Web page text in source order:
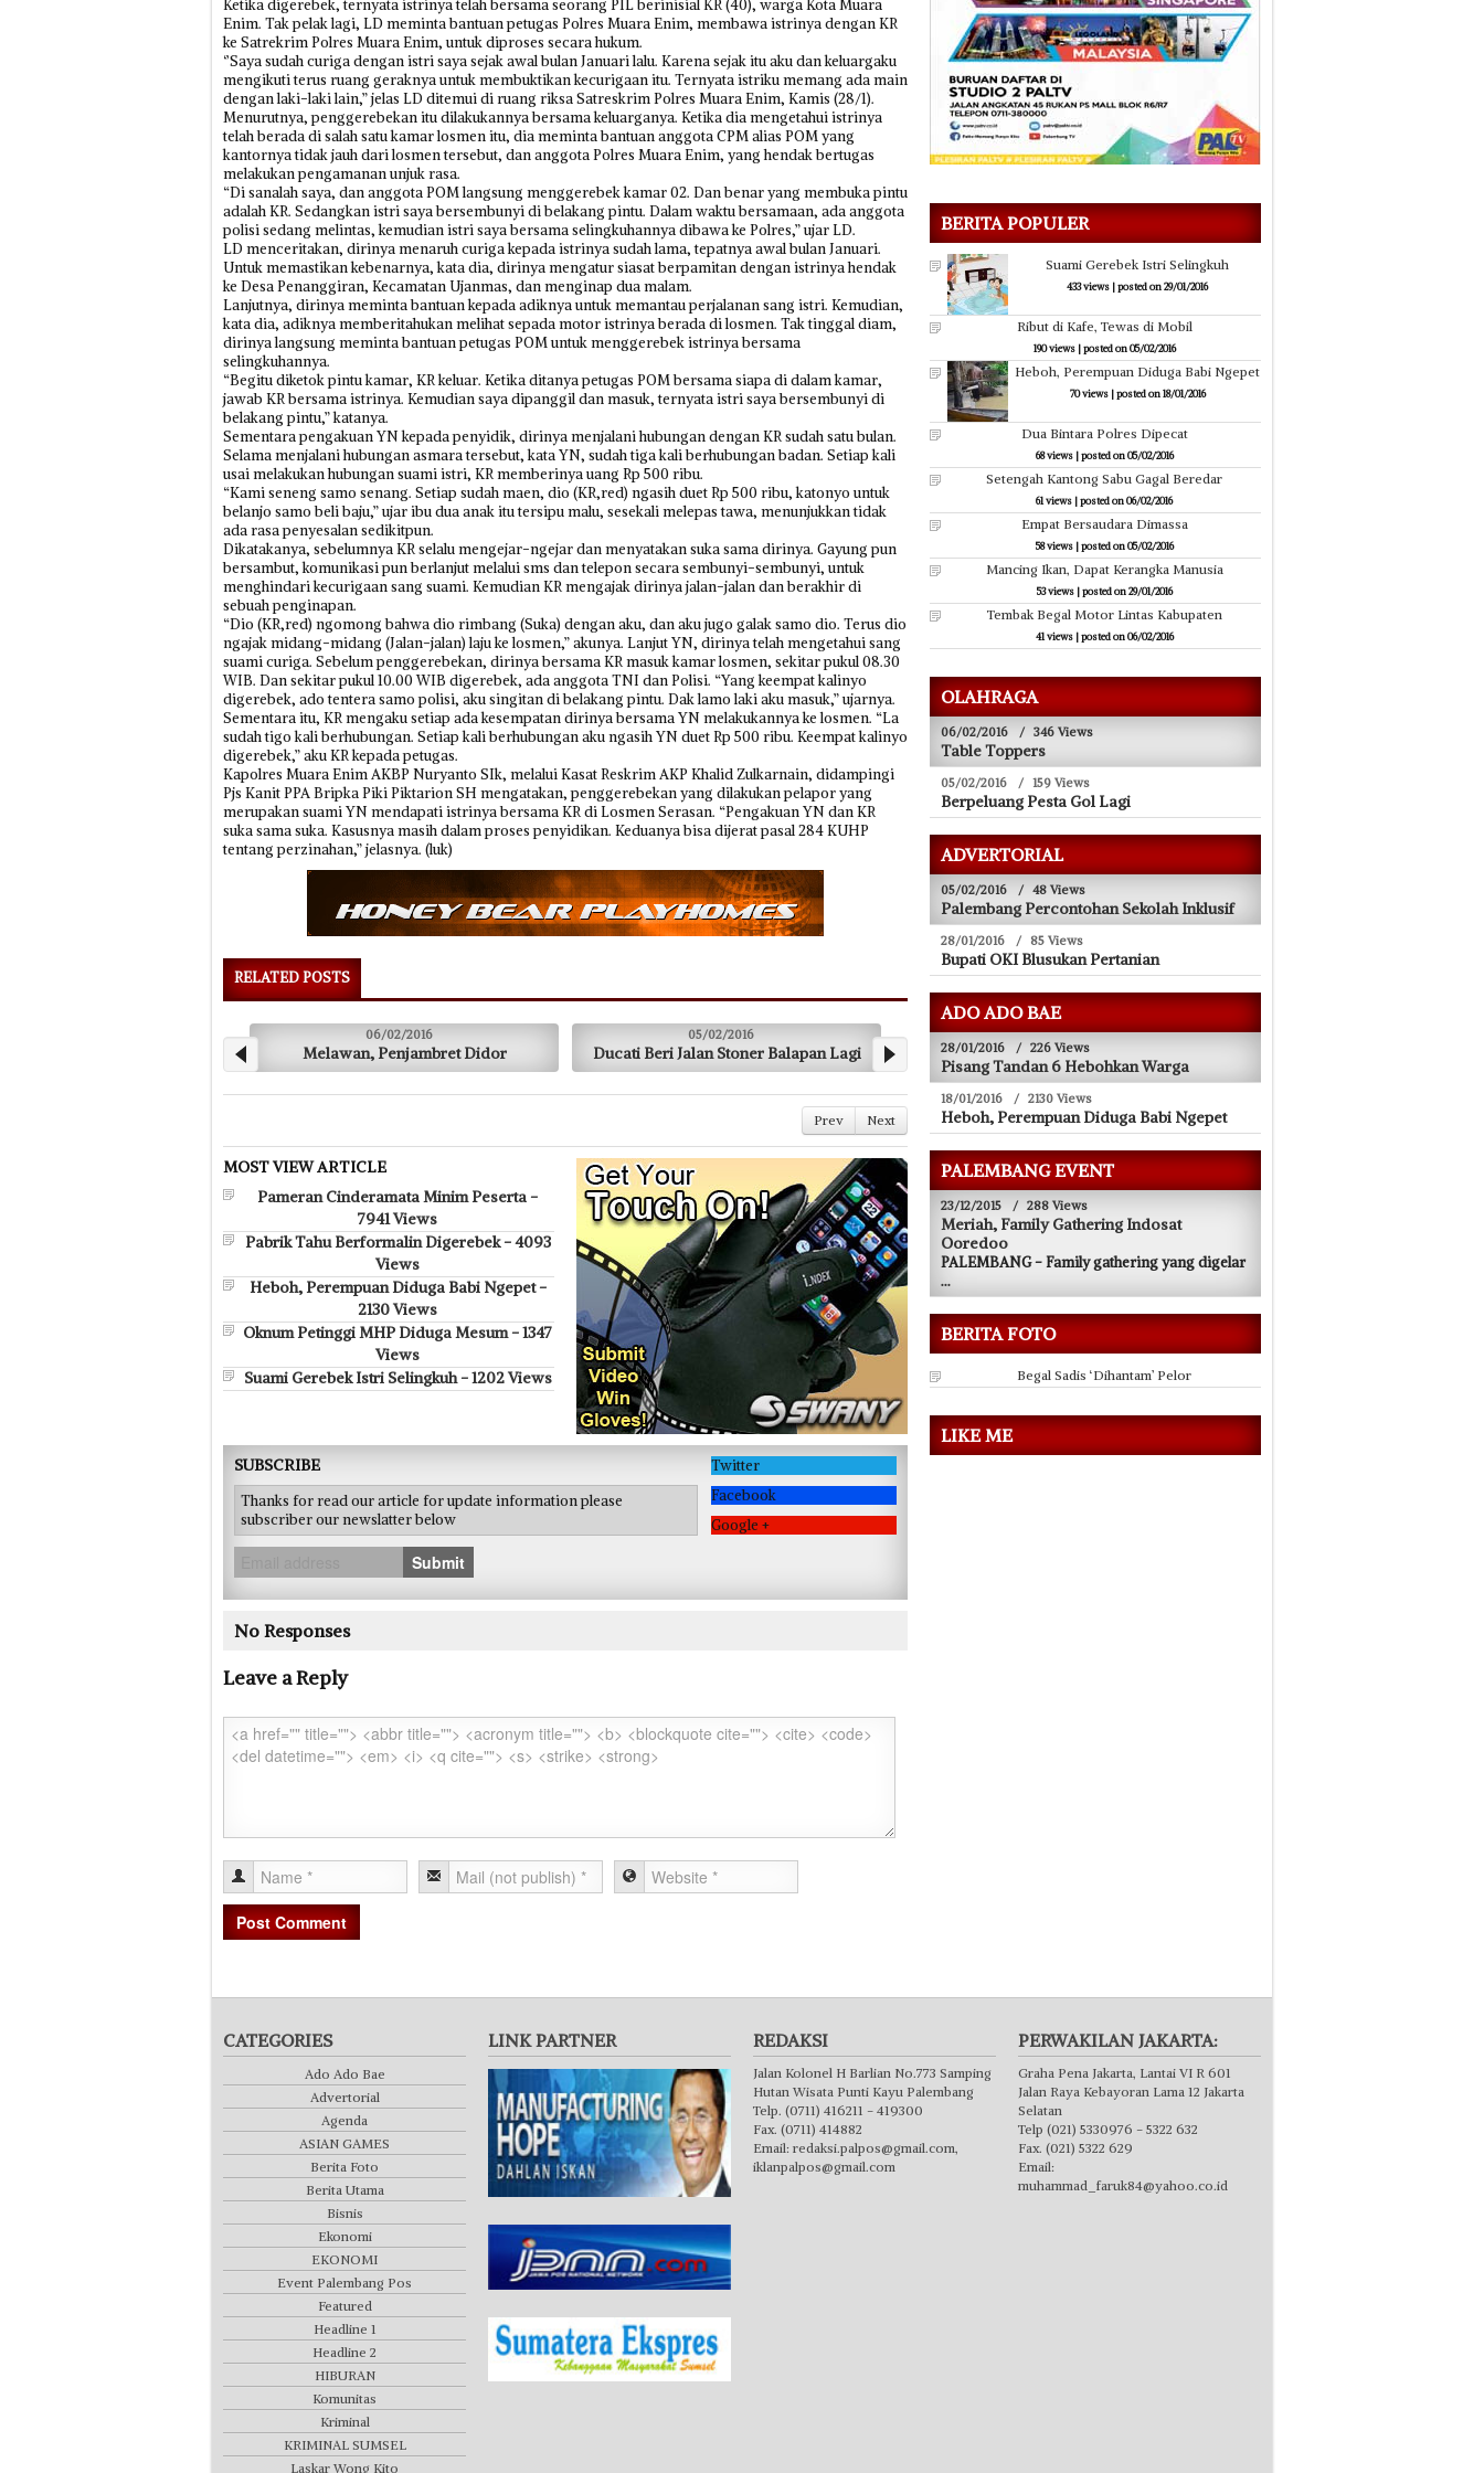
Ketika digerebek, ternyata istrinya telah bersama seorang PIL berinisial KR (40), warga Kota Muara
Enim. Tak pelak lagi, LD meminta bantuan petugas Polres Muara Enim, membawa istrinya dengan KR
ke Satrekrim Polres Muara Enim, untuk diproses secara hukum.
‘’Saya sudah curiga dengan istri saya sejak awal bulan Januari lalu. Karena sejak itu aku dan keluargaku
mengikuti terus ruang geraknya untuk membuktikan kecurigaan itu. Ternyata istriku memang ada main
dengan laki-laki lain,” jelas LD ditemui di ruang riksa Satreskrim Polres Muara Enim, Kamis (28/1).
Menurutnya, penggerebekan itu dilakukannya bersama keluarganya. Ketika dia mengetahui istrinya
telah berada di salah satu kamar losmen itu, dia meminta bantuan anggota CPM alias POM yang
kantornya tidak jauh dari losmen tersebut, dan anggota Polres Muara Enim, yang hendak bertugas
melakukan pengamanan unjuk rasa.
“Di sanalah saya, dan anggota POM langsung menggerebek kamar 02. Dan benar yang membuka pintu
adalah KR. Sedangkan istri saya bersembunyi di belakang pintu. Dalam waktu bersamaan, ada anggota
polisi sedang melintas, kemudian istri saya bersama selingkuhannya dibawa ke Polres,” ujar LD.
LD menceritakan, dirinya menaruh curiga kepada istrinya sudah lama, tepatnya awal bulan Januari.
Untuk memastikan kebenarnya, kata dia, dirinya mengatur siasat berpamitan dengan istrinya hendak
ke Desa Penanggiran, Kecamatan Ujanmas, dan menginap dua malam.
Lanjutnya, dirinya meminta bantuan kepada adiknya untuk memantau perjalanan sang istri. Kemudian,
kata dia, adiknya memberitahukan melihat sepada motor istrinya berada di losmen. Tak tinggal diam,
dirinya langsung meminta bantuan petugas POM untuk menggerebek istrinya bersama
selingkuhannya.
“Begitu diketok pintu kamar, KR keluar. Ketika ditanya petugas POM bersama siapa di dalam kamar,
jawab KR bersama istrinya. Kemudian saya dipanggil dan masuk, ternyata istri saya bersembunyi di
belakang pintu,” katanya.
Sementara pengakuan YN kepada penyidik, dirinya menjalani hubungan dengan KR sudah satu bulan.
Selama menjalani hubungan asmara tersebut, kata YN, sudah tiga kali berhubungan badan. Setiap kali
usai melakukan hubungan suami istri, KR memberinya uang Rp 500 ribu.
“Kami seneng samo senang. Setiap sudah maen, dio (KR,red) ngasih duet Rp 500 ribu, katonyo untuk
belanjo samo beli baju,” ujar ibu dua anak itu tersipu malu, sesekali melepas tawa, menunjukkan tidak
ada rasa penyesalan sedikitpun.
Dikatakanya, sebelumnya KR selalu mengejar-ngejar dan menyatakan suka sama dirinya. Gayung pun
bersambut, komunikasi pun berlanjut melalui sms dan telepon secara sembunyi-sembunyi, untuk
menghindari kecurigaan sang suami. Kemudian KR mengajak dirinya jalan-jalan dan berakhir di
sebuah penginapan.
“Dio (KR,red) ngomong bahwa dio rimbang (Suka) dengan aku, dan aku jugo galak samo dio. Terus dio
ngajak midang-midang (Jalan-jalan) laju ke losmen,” akunya. Lanjut YN, dirinya telah mengetahui sang
suami curiga. Sebelum penggerebekan, dirinya bersama KR masuk kamar losmen, sekitar pukul 08.30
WIB. Dan sekitar pukul 10.00 WIB digerebek, ada anggota TNI dan Polisi. “Yang keempat kalinyo
digerebek, ado tentera samo polisi, aku singitan di belakang pintu. Dak lamo laki aku masuk,” ujarnya.
Sementara itu, KR mengaku setiap ada kesempatan dirinya bersama YN melakukannya ke losmen. “La
sudah tigo kali berhubungan. Setiap kali berhubungan aku ngasih YN duet Rp 500 ribu. Keempat kalinyo
digerebek,” aku KR kepada petugas.
Kapolres Muara Enim AKBP Nuryanto SIk, melalui Kasat Reskrim AKP Khalid Zulkarnain, didampingi
Pjs Kanit PPA Bripka Piki Piktarion SH mengatakan, penggerebekan yang dilakukan pelapor yang
merupakan suami YN mendapati istrinya bersama KR di Losmen Serasan. “Pengakuan YN dan KR
suka sama suka. Kasusnya masih dalam proses penyidikan. Keduanya bisa dijerat pasal 284 KUHP
tentang perzinahan,” jelasnya. (luk)
RELATED POSTS
Melawan, Penjambret Didor Ducati Beri Jalan Stoner Balapan Lagi OKI Bantah KLB, Lubuk Linggau Aktifkan
Fooging
05/02/2016
Penjual Batu Akik Bangkit Kembali
Prev Next
MOST VIEW ARTICLE
Pameran Cinderamata Minim Peserta -
7941 Views
Pabrik Tahu Berformalin Digerebek - 4093
Views
Heboh, Perempuan Diduga Babi Ngepet -
2130 Views
Oknum Petinggi MHP Diduga Mesum - 1347
Views
Suami Gerebek Istri Selingkuh - 1202 Views
SUBSCRIBE
Thanks for read our article for update information please
subscriber our newslatter below
Submit
Twitter
Facebook
Google +
No Responses
Leave a Reply
BERITA POPULER
Suami Gerebek Istri Selingkuh
433 views |posted on 29/01/2016
Ribut di Kafe, Tewas di Mobil
190 views|posted on 05/02/2016
Heboh, Perempuan Diduga Babi Ngepet
70 views|posted on 18/01/2016
Dua Bintara Polres Dipecat
68 views|posted on 05/02/2016
Setengah Kantong Sabu Gagal Beredar
61 views |posted on 06/02/2016
Empat Bersaudara Dimassa
58 views|posted on 05/02/2016
Mancing Ikan, Dapat Kerangka Manusia
53 views|posted on 29/01/2016
Tembak Begal Motor Lintas Kabupaten
41 views|posted on 06/02/2016
OLAHRAGA
06/02/2016 / 346 Views
Table Toppers
05/02/2016 / 159 Views
Berpeluang Pesta Gol Lagi
ADVERTORIAL
05/02/2016 / 48 Views
Palembang Percontohan Sekolah Inklusif
28/01/2016 / 85 Views
Bupati OKI Blusukan Pertanian
ADO ADO BAE
28/01/2016 / 226 Views
Pisang Tandan 6 Hebohkan Warga
18/01/2016 / 2130 Views
Heboh, Perempuan Diduga Babi Ngepet
PALEMBANG EVENT
23/12/2015 / 288 Views
Meriah, Family Gathering Indosat
Ooredoo
PALEMBANG - Family gathering yang digelar
...
BERITA FOTO
Begal Sadis ‘Dihantam’ Pelor
LIKE ME
CATEGORIES
Ado Ado Bae
Advertorial
Agenda
ASIAN GAMES
Berita Foto
Berita Utama
Bisnis
Ekonomi
EKONOMI
Event Palembang Pos
Featured
Headline 1
Headline 2
HIBURAN
Komunitas
Kriminal
KRIMINAL SUMSEL
LINK PARTNER REDAKSI
Jalan Kolonel H Barlian No.773 Samping
Hutan Wisata Punti Kayu Palembang
Telp. (0711) 416211 - 419300
Fax. (0711) 414882
Email:
redaksi.palpos@gmail.com ,
iklanpalpos@gmail.com
PERWAKILAN JAKARTA:
Graha Pena Jakarta, Lantai VI R 601
Jalan Raya Kebayoran Lama 12 Jakarta
Selatan
Telp (021) 5330976 - 5322 632
Fax. (021) 5322 629
Email:
muhammad_faruk84@yahoo.co.id